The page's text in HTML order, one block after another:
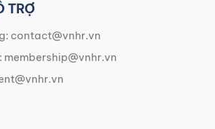
TRỢ
contact@vnhr.vn
membership@vnhr.vn